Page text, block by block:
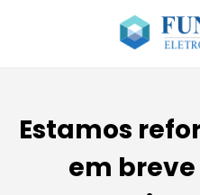
Estamos
em